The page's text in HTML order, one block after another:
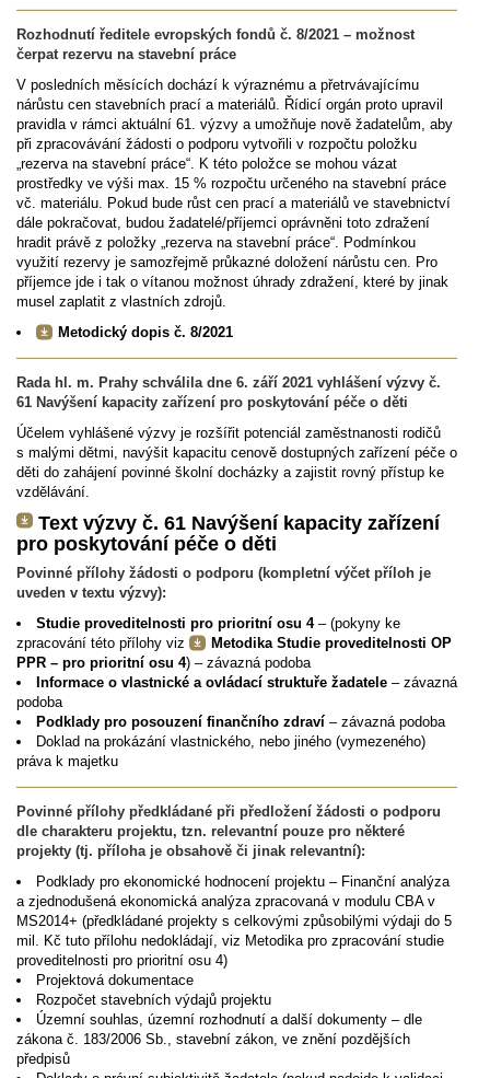
Rozhodnutí ředitele evropských fondů č. 8/2021 – možnost
čerpat rezervu na stavební práce
V posledních měsících dochází k výraznému a přetrvávajícímu
nárůstu cen stavebních prací a materiálů. Řídicí orgán proto upravil
pravidla v rámci aktuální 61. výzvy a umožňuje nově žadatelům, aby
při zpracovávání žádosti o podporu vytvořili v rozpočtu položku
„rezerva na stavební práce“. K této položce se mohou vázat
prostředky ve výši max. 15 % rozpočtu určeného na stavební práce
vč. materiálu. Pokud bude růst cen prací a materiálů ve stavebnictví
dále pokračovat, budou žadatelé/příjemci oprávněni toto zdražení
hradit právě z položky „rezerva na stavební práce“. Podmínkou
využití rezervy je samozřejmě průkazné doložení nárůstu cen. Pro
příjemce jde i tak o vítanou možnost úhrady zdražení, které by jinak
musel zaplatit z vlastních zdrojů.
Metodický dopis č. 8/2021
Rada hl. m. Prahy schválila dne 6. září 2021 vyhlášení výzvy č.
61 Navýšení kapacity zařízení pro poskytování péče o děti
Účelem vyhlášené výzvy je rozšířit potenciál zaměstnanosti rodičů
s malými dětmi, navýšit kapacitu cenově dostupných zařízení péče o
děti do zahájení povinné školní docházky a zajistit rovný přístup ke
vzdělávání.
Text výzvy č. 61 Navýšení kapacity zařízení
pro poskytování péče o děti
Povinné přílohy žádosti o podporu (kompletní výčet příloh je
uveden v textu výzvy):
Studie proveditelnosti pro prioritní osu 4– (pokyny ke
zpracování této přílohy viz
Metodika Studie proveditelnosti OP
PPR – pro prioritní osu 4) – závazná podoba
Informace o vlastnické a ovládací struktuře žadatele – závazná
podoba
Podklady pro posouzení finančního zdraví – závazná podoba
Doklad na prokázání vlastnického, nebo jiného (vymezeného)
práva k majetku
Povinné přílohy předkládané při předložení žádosti o podporu
dle charakteru projektu, tzn. relevantní pouze pro některé
projekty (tj. příloha je obsahově či jinak relevantní):
Podklady pro ekonomické hodnocení projektu – Finanční analýza
a zjednodušená ekonomická analýza zpracovaná v modulu CBA v
MS2014+ (předkládané projekty s celkovými způsobilými výdaji do 5
mil. Kč tuto přílohu nedokládají, viz Metodika pro zpracování studie
proveditelnosti pro prioritní osu 4)
Projektová dokumentace
Rozpočet stavebních výdajů projektu
Územní souhlas, územní rozhodnutí a další dokumenty – dle
zákona č. 183/2006 Sb., stavební zákon, ve znění pozdějších
předpisů